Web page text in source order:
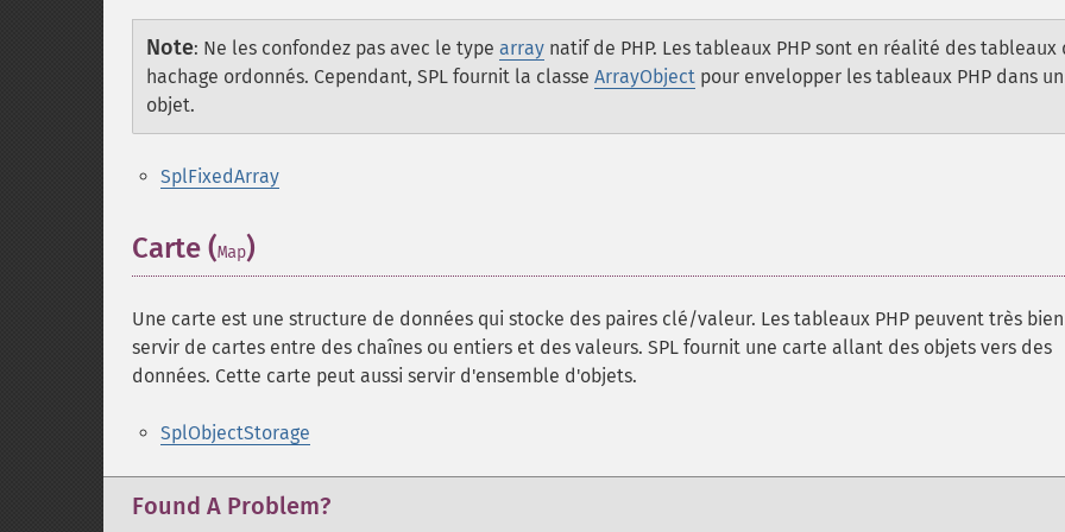
Note: Ne les confondez pas avec le type array natif de PHP. Les tableaux PHP sont en réalité des tableaux
hachage ordonnés. Cependant, SPL fournit la classe ArrayObject pour envelopper les tableaux PHP dans un
objet.
SplFixedArray
Carte (Map)
Une carte est une structure de données qui stocke des paires clé/valeur. Les tableaux PHP peuvent très bien
servir de cartes entre des chaînes ou entiers et des valeurs. SPL fournit une carte allant des objets vers des
données. Cette carte peut aussi servir d'ensemble d'objets.
SplObjectStorage
Found A Problem?